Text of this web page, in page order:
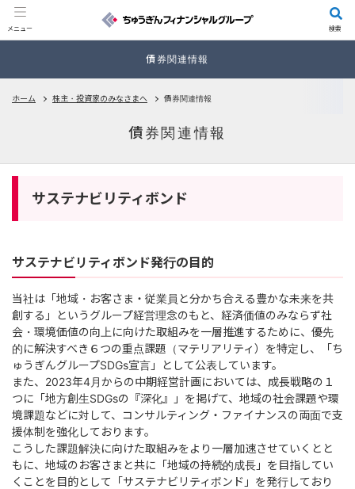
メニュー 検索
債券関連情報
ホーム 株主・投資家のみなさまへ 債券関連情報
債券関連情報
サステナビリティボンド
サステナビリティボンド発行の目的
当社は「地域・お客さま・従業員と分かち合える豊かな未来を共
創する」というグループ経営理念のもと、経済価値のみならず社
会・環境価値の向上に向けた取組みを一層推進するために、優先
的に解決すべき６つの重点課題（マテリアリティ）を特定し、「ち
ゅうぎんグループSDGs宣言」として公表しています。
また、2023年4月からの中期経営計画においては、成長戦略の１
つに「地方創生SDGsの『深化』」を掲げて、地域の社会課題や環
境課題などに対して、コンサルティング・ファイナンスの両面で支
援体制を強化しております。
こうした課題解決に向けた取組みをより一層加速させていくとと
もに、地域のお客さまと共に「地域の持続的成長」を目指してい
くことを目的として「サステナビリティボンド」を発行しており